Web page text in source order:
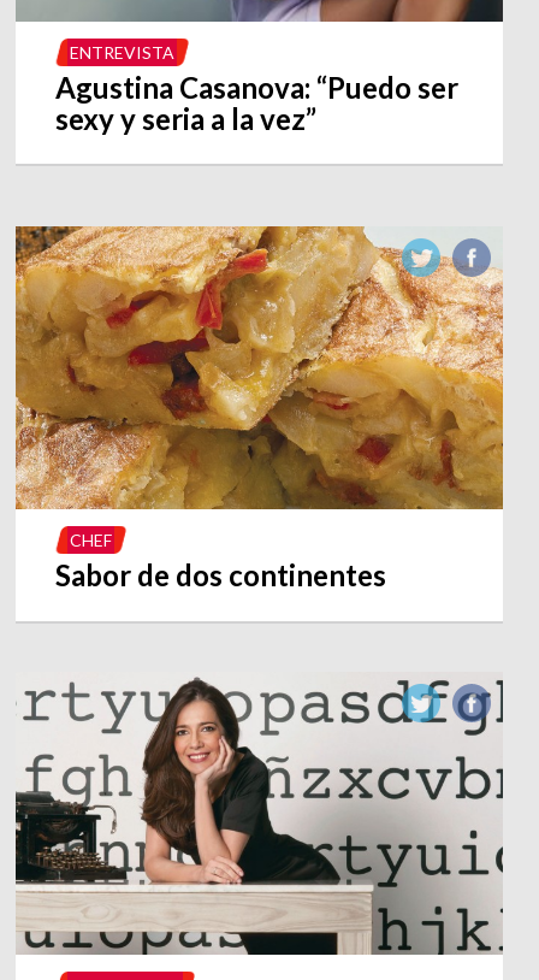
ENTREVISTA
Agustina Casanova: “Puedo ser
sexy y seria a la vez”
CHEF
Sabor de dos continentes